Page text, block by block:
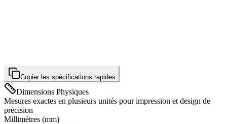
Copier les spécifications rapides
Dimensions Physiques
Mesures exactes en plusieurs unités pour impression et design de
précision
Millimètres (mm)